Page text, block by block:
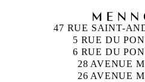
47 RUE SAINT-
5 RUE DU
6 RUE DU
28 AVENUE
26 AVENUE